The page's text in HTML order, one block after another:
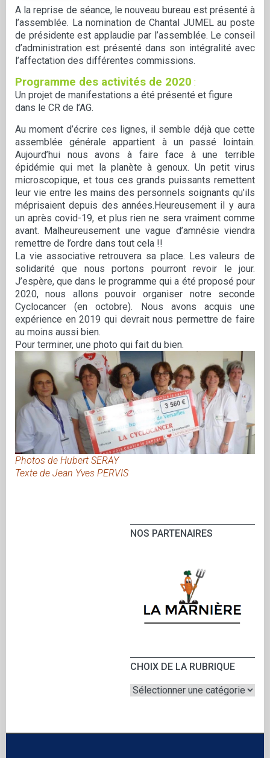
A la reprise de séance, le nouveau bureau est présenté à
l’assemblée. La nomination de Chantal JUMEL au poste
de présidente est applaudie par l’assemblée. Le conseil
d’administration est présenté dans son intégralité avec
l’affectation des différentes commissions.
Programme des activités de 2020 :
Un projet de manifestations a été présenté et figure
dans le CR de l’AG.
Au moment d’écrire ces lignes, il semble déjà que cette
assemblée générale appartient à un passé lointain.
Aujourd’hui nous avons à faire face à une terrible
épidémie qui met la planète à genoux. Un petit virus
microscopique, et tous ces grands puissants remettent
leur vie entre les mains des personnels soignants qu’ils
méprisaient depuis des années.Heureusement il y aura
un après covid-19, et plus rien ne sera vraiment comme
avant. Malheureusement une vague d’amnésie viendra
remettre de l’ordre dans tout cela !!
La vie associative retrouvera sa place. Les valeurs de
solidarité que nous portons pourront revoir le jour.
J’espère, que dans le programme qui a été proposé pour
2020, nous allons pouvoir organiser notre seconde
Cyclocancer (en octobre). Nous avons acquis une
expérience en 2019 qui devrait nous permettre de faire
au moins aussi bien.
Pour terminer, une photo qui fait du bien.
Photos de Hubert SERAY
Texte de Jean Yves PERVIS
NOS PARTENAIRES
CHOIX DE LA RUBRIQUE